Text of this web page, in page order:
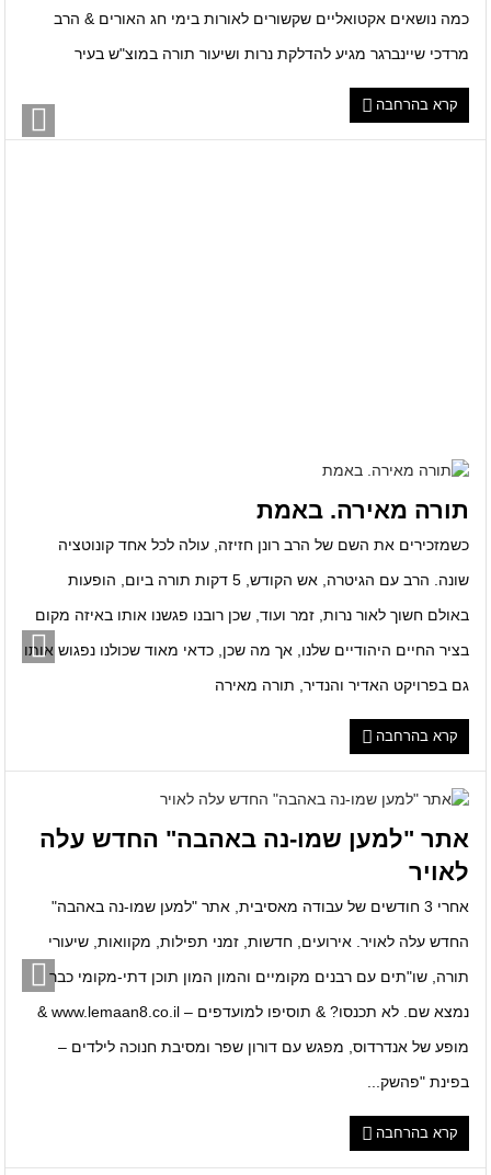
כמה נושאים אקטואליים שקשורים לאורות בימי חג האורים & הרב
מרדכי שיינברגר מגיע להדלקת נרות ושיעור תורה במוצ"ש בעיר
קרא בהרחבה
תורה מאירה. באמת
כשמזכירים את השם של הרב רונן חזיזה, עולה לכל אחד קונוטציה
שונה. הרב עם הגיטרה, אש הקודש, 5 דקות תורה ביום, הופעות
באולם חשוך לאור נרות, זמר ועוד, שכן רובנו פגשנו אותו באיזה מקום
בציר החיים היהודיים שלנו, אך מה שכן, כדאי מאוד שכולנו נפגוש אותו
גם בפרויקט האדיר והנדיר, תורה מאירה
קרא בהרחבה
אתר "למען שמו-נה באהבה" החדש עלה
לאויר
אחרי 3 חודשים של עבודה מאסיבית, אתר "למען שמו-נה באהבה"
החדש עלה לאויר. אירועים, חדשות, זמני תפילות, מקוואות, שיעורי
תורה, שו"תים עם רבנים מקומיים והמון המון תוכן דתי-מקומי כבר
נמצא שם. לא תכנסו? & תוסיפו למועדפים – www.lemaan8.co.il &
מופע של אנדרדוס, מפגש עם דורון שפר ומסיבת חנוכה לילדים –
בפינת "פהשק...
קרא בהרחבה